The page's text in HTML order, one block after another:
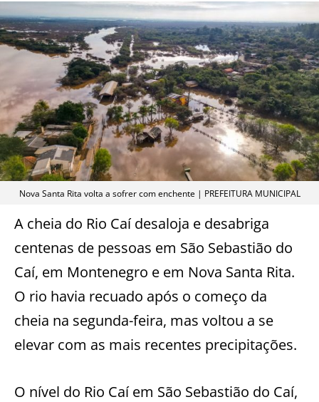
Nova Santa Rita volta a sofrer com enchente | PREFEITURA MUNICIPAL
A cheia do Rio Caí desaloja e desabriga
centenas de pessoas em São Sebastião do
Caí, em Montenegro e em Nova Santa Rita.
O rio havia recuado após o começo da
cheia na segunda-feira, mas voltou a se
elevar com as mais recentes precipitações.
O nível do Rio Caí em São Sebastião do Caí,